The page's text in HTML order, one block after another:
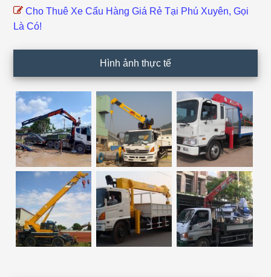
Cho Thuê Xe Cẩu Hàng Giá Rẻ Tại Phú Xuyên, Gọi
Là Có!
Hình ảnh thực tế